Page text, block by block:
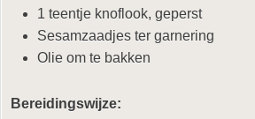
1 teentje knoflook, geperst
Sesamzaadjes ter garnering
Olie om te bakken
Bereidingswijze: